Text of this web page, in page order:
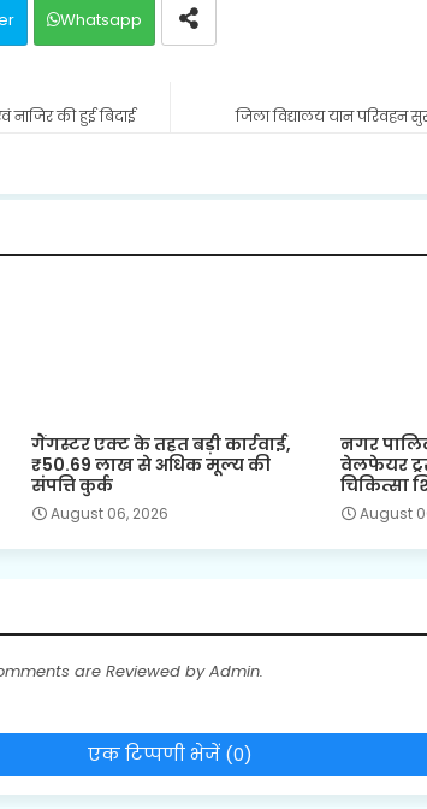
Whatsapp
जिला विद्यालय यान परिवहन
नाजिर की हुई बिदाई
गैंगस्टर एक्ट के तहत बड़ी कार्रवाई,
₹50.69 लाख से अधिक मूल्य की
संपत्ति कुर्क
August 06, 2026
नगर
वेलफेयर
चिकित्सा
August
are Reviewed by Admin.
एक टिप्पणी भेजें (0)